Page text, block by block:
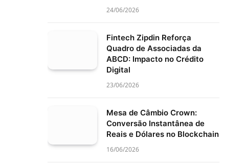
24/06/2026
Fintech Zipdin Reforça
Quadro de Associadas da
ABCD: Impacto no Crédito
Digital
23/06/2026
Mesa de Câmbio Crown:
Conversão Instantânea de
Reais e Dólares no Blockchain
16/06/2026